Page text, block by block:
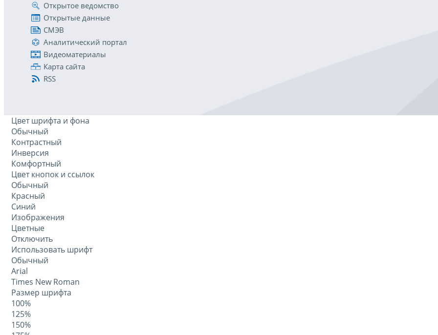
Открытое ведомство
Открытые данные
СМЭВ
Аналитический портал
Видеоматериалы
Карта сайта
RSS
Цвет шрифта и фона
Обычный
Контрастный
Инверсия
Комфортный
Цвет кнопок и ссылок
Обычный
Красный
Синий
Изображения
Цветные
Отключить
Использовать шрифт
Обычный
Arial
Times New Roman
Размер шрифта
100%
125%
150%